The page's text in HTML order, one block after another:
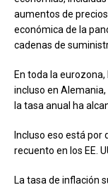
aumentos de
económica de la
cadenas de
En toda la
incluso en
la tasa anual ha
Incluso eso está por
recuento en los EE.
La tasa de inflación